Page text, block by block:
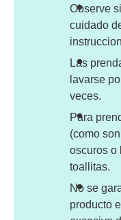
Observe
cuidado
Las
lavarse
veces.
Para
(como
oscuros o
toallitas.
No se
producto